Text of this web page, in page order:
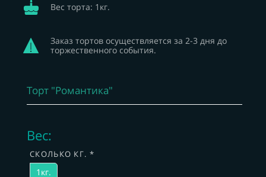
Вес торта: 1 кг.
Заказ тортов осуществляется за 2-3 дня до
торжественного события.
Торт "Романтика"
Вес:
СКОЛЬКО КГ. *
1кг.